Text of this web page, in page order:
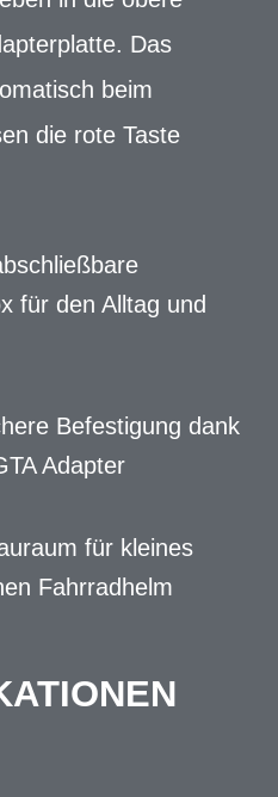
Das
beim
die rote Taste
für den Alltag und
Befestigung dank
Adapter
für kleines
Fahrradhelm